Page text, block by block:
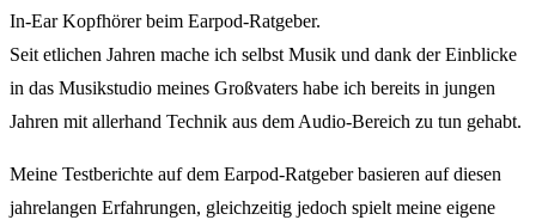
In-Ear Kopfhörer beim Earpod-Ratgeber.
Seit etlichen Jahren mache ich selbst Musik und dank der Einblicke
in das Musikstudio meines Großvaters habe ich bereits in jungen
Jahren mit allerhand Technik aus dem Audio-Bereich zu tun gehabt.
Meine Testberichte auf dem Earpod-Ratgeber basieren auf diesen
jahrelangen Erfahrungen, gleichzeitig jedoch spielt meine eigene